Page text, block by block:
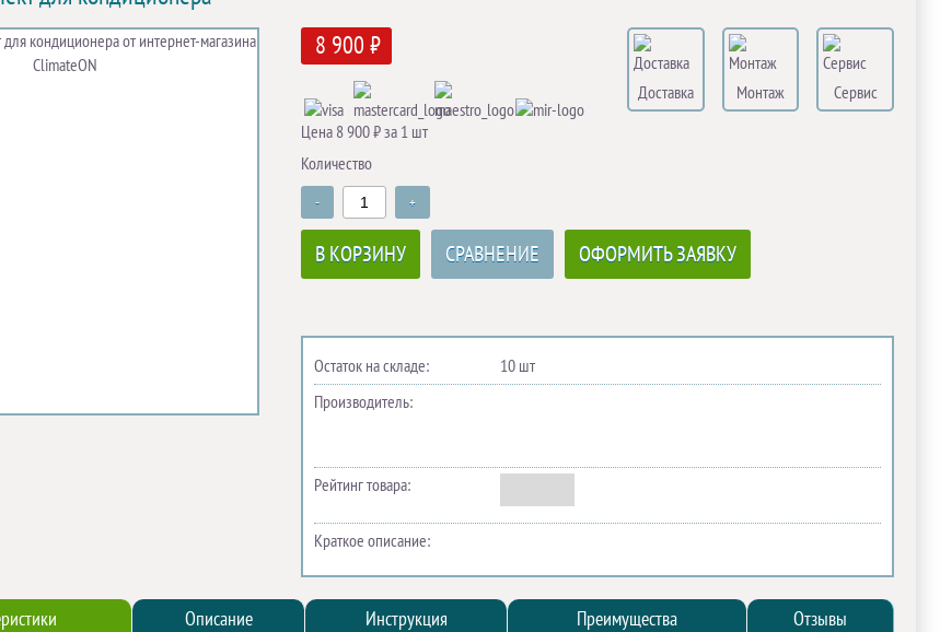
8 900 ₽
Доставка Монтаж
Сервис
Цена 8 900 ₽ за 1 шт
Количество
- +
В КОРЗИНУ СРАВНЕНИЕ ОФОРМИТЬ ЗАЯВКУ
Остаток на складе:
10 шт
Производитель:
Рейтинг товара:
Краткое описание:
Описание Инструкция Преимущества Отзывы